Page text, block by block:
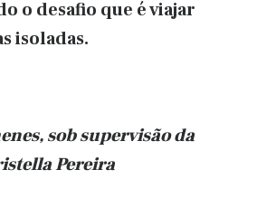
o desafio que é viajar
isoladas.
sob supervisão da
Pereira